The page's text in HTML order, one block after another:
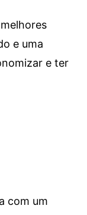
e uma
e ter
com um